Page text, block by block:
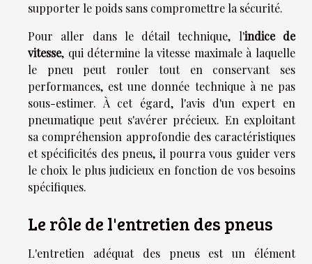
supporter le poids sans compromettre la sécurité.
Pour aller dans le détail technique, l'indice de
vitesse, qui détermine la vitesse maximale à laquelle
le pneu peut rouler tout en conservant ses
performances, est une donnée technique à ne pas
sous-estimer. À cet égard, l'avis d'un expert en
pneumatique peut s'avérer précieux. En exploitant
sa compréhension approfondie des caractéristiques
et spécificités des pneus, il pourra vous guider vers
le choix le plus judicieux en fonction de vos besoins
spécifiques.
Le rôle de l'entretien des pneus
L'entretien adéquat des pneus est un élément